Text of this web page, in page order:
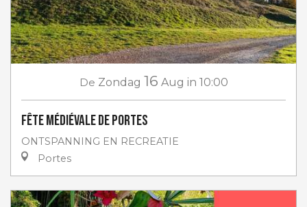
De Zondag 16 Aug in 10:00
Fête médiévale de Portes
ONTSPANNING EN RECREATIE
Portes